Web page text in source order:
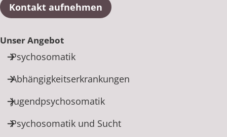
Kontakt aufnehmen
Unser Angebot
Psychosomatik
Abhängigkeitserkrankungen
Jugendpsychosomatik
Psychosomatik und Sucht